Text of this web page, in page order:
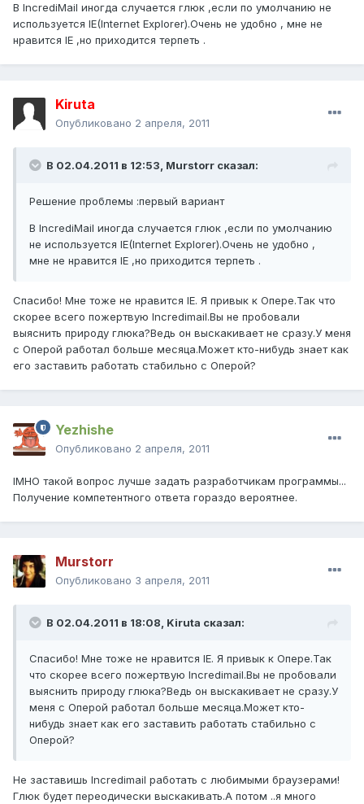
В IncrediMail иногда случается глюк ,если по умолчанию не
используется IE(Internet Explorer).Очень не удобно , мне не
нравится IE ,но приходится терпеть .
Kiruta
Опубликовано 2 апреля, 2011
В 02.04.2011 в 12:53, Murstorr сказал:
Решение проблемы :первый вариант
В IncrediMail иногда случается глюк ,если по умолчанию
не используется IE(Internet Explorer).Очень не удобно ,
мне не нравится IE ,но приходится терпеть .
Спасибо! Мне тоже не нравится IE. Я привык к Опере.Так что
скорее всего пожертвую Incredimail.Вы не пробовали
выяснить природу глюка?Ведь он выскакивает не сразу.У меня
с Оперой работал больше месяца.Может кто-нибудь знает как
его заставить работать стабильно с Оперой?
Yezhishe
Опубликовано 2 апреля, 2011
IMHO такой вопрос лучше задать разработчикам программы...
Получение компетентного ответа гораздо вероятнее.
Murstorr
Опубликовано 3 апреля, 2011
В 02.04.2011 в 18:08, Kiruta сказал:
Спасибо! Мне тоже не нравится IE. Я привык к Опере.Так
что скорее всего пожертвую Incredimail.Вы не пробовали
выяснить природу глюка?Ведь он выскакивает не сразу.У
меня с Оперой работал больше месяца.Может кто-
нибудь знает как его заставить работать стабильно с
Оперой?
Не заставишь Incredimail работать с любимыми браузерами!
Глюк будет переодически выскакивать.А потом ..я много